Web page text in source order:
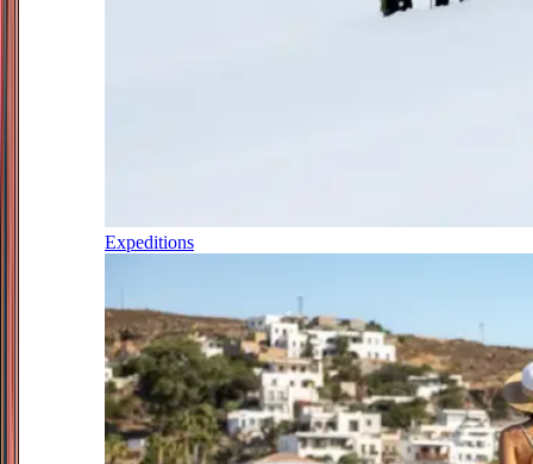
Expeditions